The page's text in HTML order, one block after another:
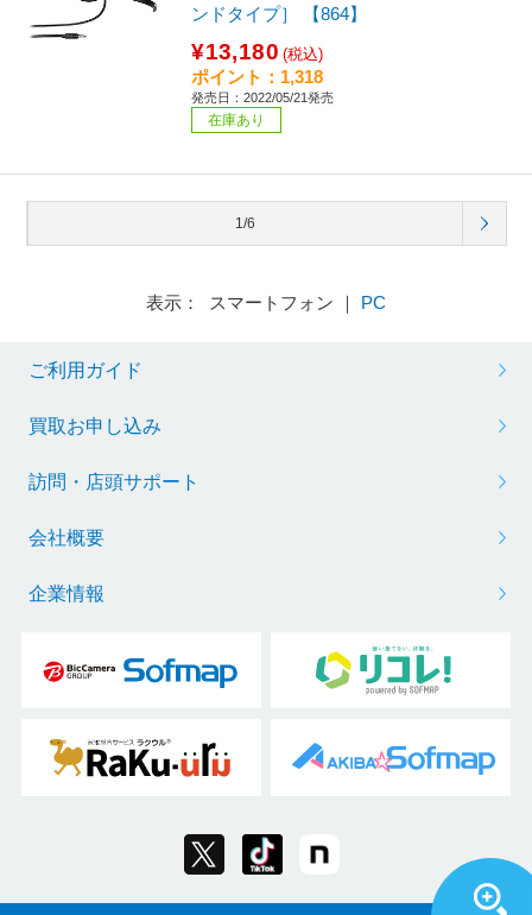
ンドタイプ］ 【864】
¥13,180 (税込)
ポイント：1,318
発売日：2022/05/21発売
在庫あり
1/6
表示： スマートフォン ｜ PC
ご利用ガイド
買取お申し込み
訪問・店頭サポート
会社概要
企業情報